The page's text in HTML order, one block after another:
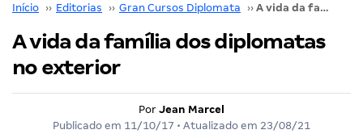
Início ›› Editorias ›› Gran Cursos Diplomata ›› A vida da família dos diplomatas no exterior
A vida da família dos diplomatas
no exterior
Por Jean Marcel
Publicado em 11/10/17 • Atualizado em 23/08/21